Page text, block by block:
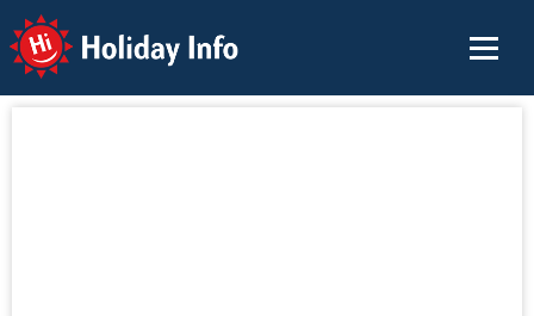
Holiday Info